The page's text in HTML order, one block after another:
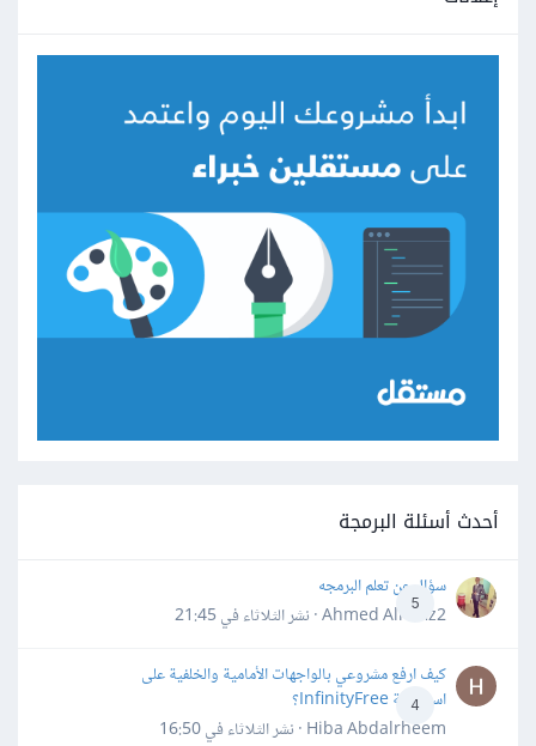
أحدث أسئلة البرمجة
5
سؤال عن تعلم البرمجه
Ahmed Alhafiz2 · نشر
الثلاثاء في 21:45
4
كيف ارفع مشروعي بالواجهات الأمامية والخلفية على
استضافة InfinityFree؟
Hiba Abdalrheem · نشر
الثلاثاء في 16:50